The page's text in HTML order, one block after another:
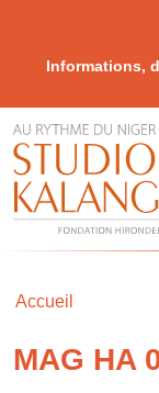
Informations,
Accueil
MAG HA